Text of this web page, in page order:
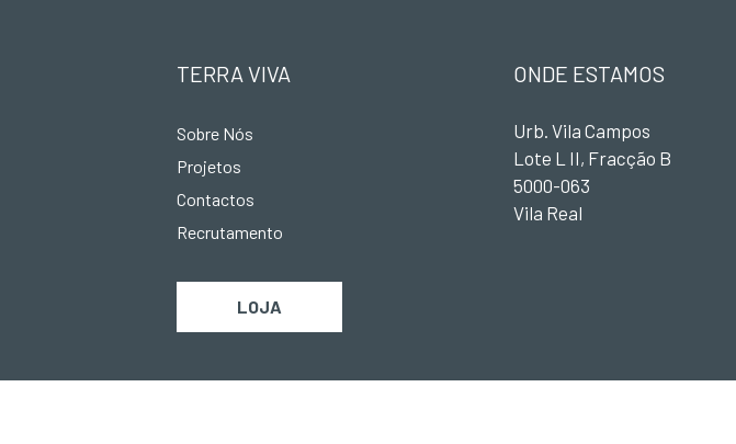
TERRA VIVA
Sobre Nós
Projetos
Contactos
Recrutamento
LOJA
ONDE ESTAMOS
Urb. Vila Campos
Lote L II, Fracção B
5000-063
Vila Real